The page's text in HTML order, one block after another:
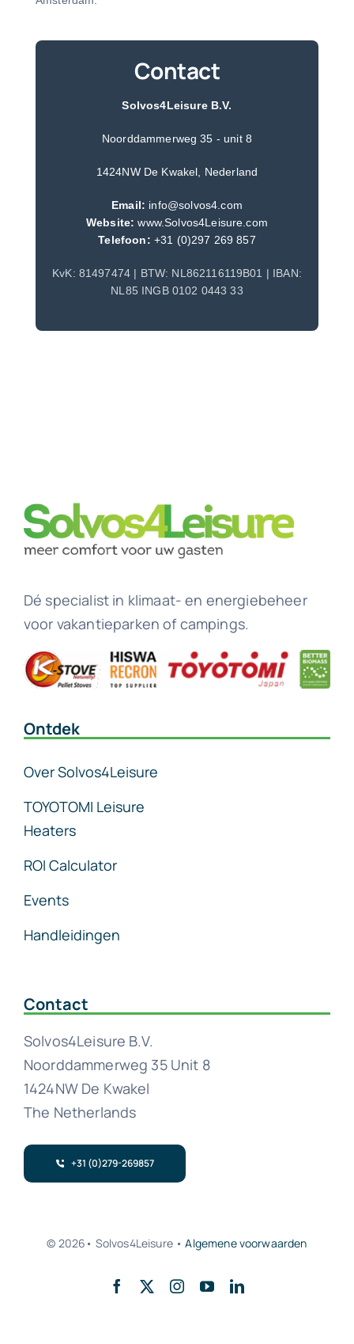
Contact
Solvos4Leisure B.V.
Noorddammerweg 35 - unit 8
1424NW De Kwakel, Nederland
Email: info@solvos4.com
Website: www.Solvos4Leisure.com
Telefoon: +31 (0)297 269 857
KvK: 81497474 | BTW: NL862116119B01 | IBAN:
NL85 INGB 0102 0443 33
Dé specialist in klimaat- en energiebeheer
voor vakantieparken of campings.
Ontdek
Over Solvos4Leisure
TOYOTOMI Leisure
Heaters
ROI Calculator
Events
Handleidingen
Contact
Solvos4Leisure B.V.
Noorddammerweg 35 Unit 8
1424NW De Kwakel
The Netherlands
+31 (0)279-269857
© 2026• Solvos4Leisure •Algemene voorwaarden